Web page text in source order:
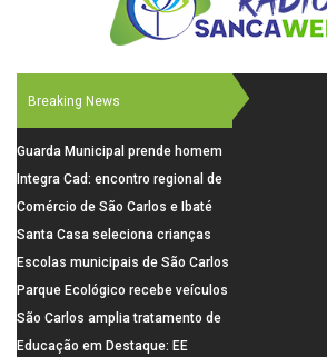
Breaking News
Guarda Municipal prende homem
por tentativa de furto em CEMEI
após cerco em São Carlos
Integra Cad: encontro regional de
segurança púbica será realizado
dia 10 de agosto em São Carlos
Comércio de São Carlos e Ibaté
terá horário especial para o dia
dos Pais
Santa Casa seleciona crianças
para pesquisa sobre dor de
crescimento
Escolas municipais de São Carlos
superam média Nacional do IDEB
Parque Ecológico recebe veículos
elétricos e moderniza rotina de
manejo dos animais
São Carlos amplia tratamento de
resíduos de saúde com autoclave
Educação em Destaque: EE